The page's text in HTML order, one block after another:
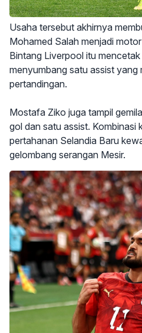
Usaha tersebut akhirnya
Mohamed Salah menjadi
Bintang Liverpool itu
menyumbang satu assist yang
pertandingan.
Mostafa Ziko juga tampil
gol dan satu assist. Kombinasi
pertahanan Selandia Baru
gelombang serangan Mesir.